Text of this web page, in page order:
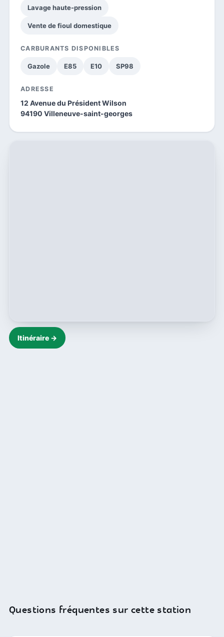
Lavage haute-pression
Vente de fioul domestique
CARBURANTS DISPONIBLES
Gazole E85 E10 SP98
ADRESSE
12 Avenue du Président Wilson
94190 Villeneuve-saint-georges
Itinéraire →
Questions fréquentes sur cette station